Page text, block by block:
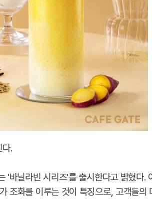
.
바닐라빈 시리즈'를 출시한다고 밝혔다.
조화를 이루는 것이 특징으로, 고객들의